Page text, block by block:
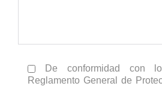
De conformidad con
Reglamento General de